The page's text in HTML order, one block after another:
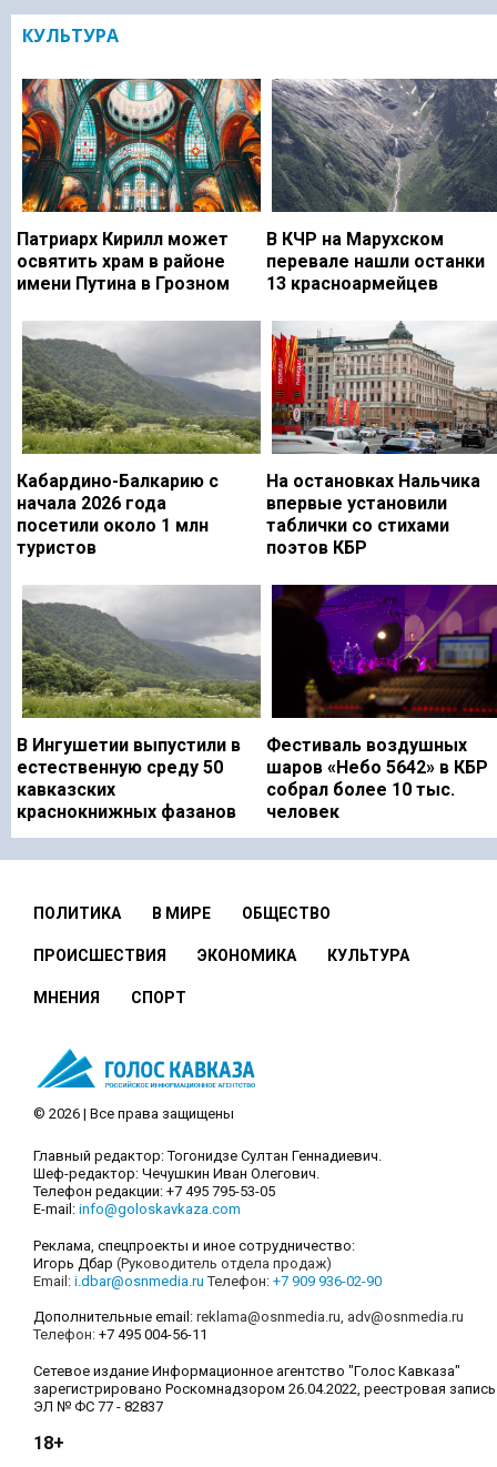
КУЛЬТУРА
Патриарх Кирилл может
освятить храм в районе
имени Путина в Грозном
В КЧР на Марухском
перевале нашли останки
13 красноармейцев
Кабардино-Балкарию с
начала 2026 года
посетили около 1 млн
туристов
На остановках Нальчика
впервые установили
таблички со стихами
поэтов КБР
В Ингушетии выпустили в
естественную среду 50
кавказских
краснокнижных фазанов
Фестиваль воздушных
шаров «Небо 5642» в КБР
собрал более 10 тыс.
человек
ПОЛИТИКА В МИРЕ ОБЩЕСТВО
ПРОИСШЕСТВИЯ ЭКОНОМИКА КУЛЬТУРА
МНЕНИЯ СПОРТ
© 2026 | Все права защищены
Главный редактор: Тогонидзе Султан Геннадиевич.
Шеф-редактор: Чечушкин Иван Олегович.
Телефон редакции: +7 495 795-53-05
E-mail: info@goloskavkaza.com
Реклама, спецпроекты и иное сотрудничество:
Игорь Дбар (Руководитель отдела продаж)
Email: i.dbar@osnmedia.ru Телефон: +7 909 936-02-90
Дополнительные email: reklama@osnmedia.ru adv@osnmedia.ru
Телефон: +7 495 004-56-11
Сетевое издание Информационное агентство "Голос Кавказа"
зарегистрировано Роскомнадзором 26.04.2022, реестровая запись
ЭЛ № ФС 77 - 82837
18+